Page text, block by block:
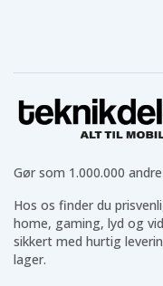
Gør som 1.000.000
Hos os finder du
home, gaming, lyd og
sikkert med hurtig
lager.